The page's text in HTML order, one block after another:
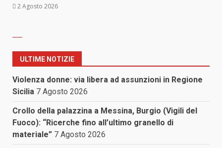
2 Agosto 2026
ULTIME NOTIZIE
Violenza donne: via libera ad assunzioni in Regione
Sicilia 7 Agosto 2026
Crollo della palazzina a Messina, Burgio (Vigili del
Fuoco): “Ricerche fino all’ultimo granello di
materiale” 7 Agosto 2026